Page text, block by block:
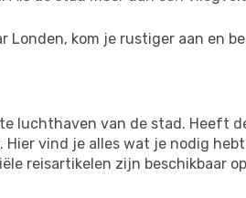
kom je rustiger aan en
luchthaven van de stad. Heeft
vind je alles wat je nodig
reisartikelen zijn beschikbaar